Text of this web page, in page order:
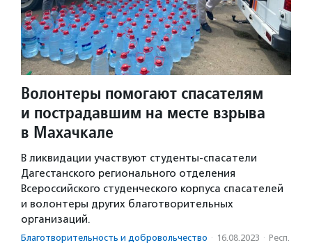
Волонтеры помогают спасателям
и пострадавшим на месте взрыва
в Махачкале
В ликвидации участвуют студенты-спасатели
Дагестанского регионального отделения
Всероссийского студенческого корпуса спасателей
и волонтеры других благотворительных
организаций.
Благотвори­тель­ность и доброволь­чест­во · 16.08.2023 · Респ.